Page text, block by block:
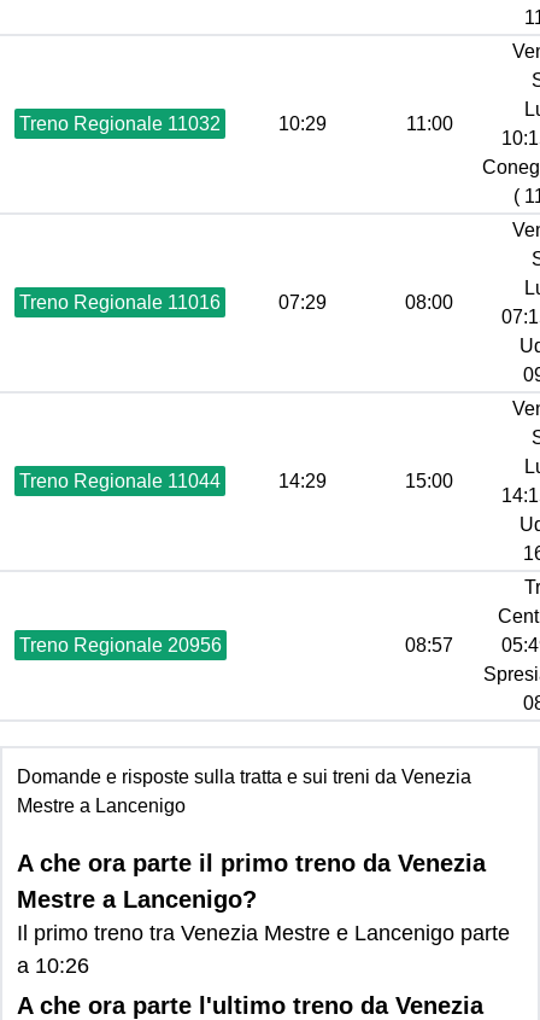
Treno Regionale 11032 10:29 11:00
(
Treno Regionale 11016 07:29 08:00
Treno Regionale 11044 14:29 15:00
Treno Regionale 20956 08:57
Domande e risposte sulla tratta e sui treni da Venezia
Mestre a Lancenigo
A che ora parte il primo treno da Venezia
Mestre a Lancenigo?
Il primo treno tra Venezia Mestre e Lancenigo parte
a 10:26
A che ora parte l'ultimo treno da Venezia